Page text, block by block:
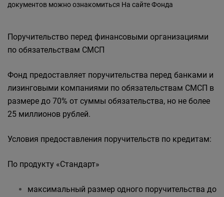
документов можно ознакомиться На сайте Фонда
Поручительство перед финансовыми организациями
по обязательствам СМСП
Фонд предоставляет поручительства перед банками и
лизинговыми компаниями по обязательствам СМСП в
размере до 70% от суммы обязательства, но не более
25 миллионов рублей.
Условия предоставления поручительств по кредитам:
По продукту «Стандарт»
максимальный размер одного поручительства до